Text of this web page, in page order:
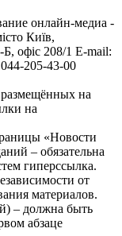
онлайн-медиа -
Київ,
офіс 208/1 E-mail:
205-43-00
на
на
«Новости
– обязательна
гиперссылка.
от
материалов.
– должна быть
абзаце